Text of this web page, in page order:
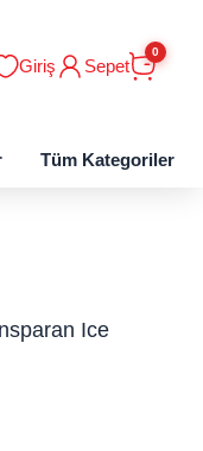
Giriş Sepet
0
Tüm Kategoriler
Ice